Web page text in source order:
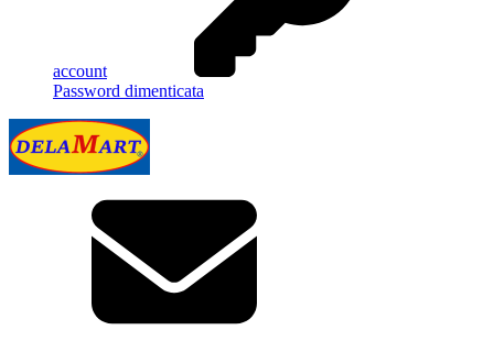
account
Password dimenticata